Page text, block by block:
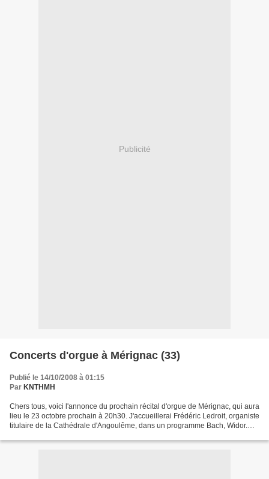
Publicité
Concerts d'orgue à Mérignac (33)
Publié le 14/10/2008 à 01:15
Par KNTHMH
Chers tous, voici l'annonce du prochain récital d'orgue de Mérignac, qui aura
lieu le 23 octobre prochain à 20h30. J'accueillerai Frédéric Ledroit, organiste
titulaire de la Cathédrale d'Angoulême, dans un programme Bach, Widor.